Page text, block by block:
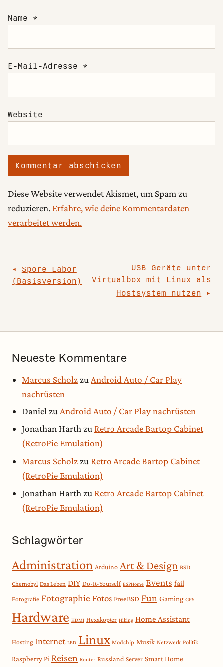
Name *
E-Mail-Adresse *
Website
Diese Website verwendet Akismet, um Spam zu
reduzieren. Erfahre, wie deine Kommentardaten
verarbeitet werden.
Beitragsnavigation
Spore Labor
(Basisversion)
USB Geräte unter
Virtualbox mit Linux als
Hostsystem nutzen
Neueste Kommentare
Marcus Scholzzu Android Auto / Car Play
nachrüsten
Daniel zu Android Auto / Car Play nachrüsten
Jonathan Harthzu Retro Arcade Bartop Cabinet
(RetroPie Emulation)
Marcus Scholzzu Retro Arcade Bartop Cabinet
(RetroPie Emulation)
Jonathan Harthzu Retro Arcade Bartop Cabinet
(RetroPie Emulation)
Schlagwörter
Administration Arduino Art & Design BSD
Chernobyl Das Leben DIY Do-It-Yourself ESPHome Events fail
Fotografie Fotographie Fotos FreeBSD Fun Gaming GPS
Hardware HDMI Hexakopter Hiking Home Assistant
Hosting Internet LED Linux Modchip Musik Netzwerk Politik
Raspberry Pi Reisen Router Russland Server Smart Home